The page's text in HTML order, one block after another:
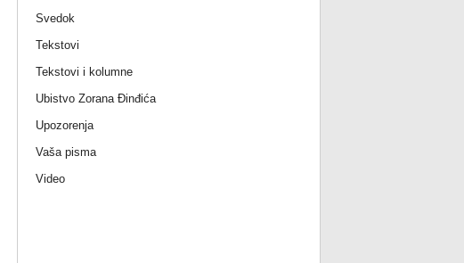
Svedok
Tekstovi
Tekstovi i kolumne
Ubistvo Zorana Đinđića
Upozorenja
Vaša pisma
Video